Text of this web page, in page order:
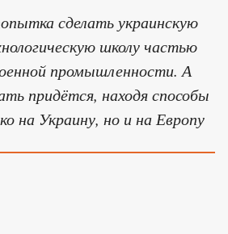
сделать украинскую
школу частью
промышленности. А
придётся, находя способы
на Украину, но и на Европу